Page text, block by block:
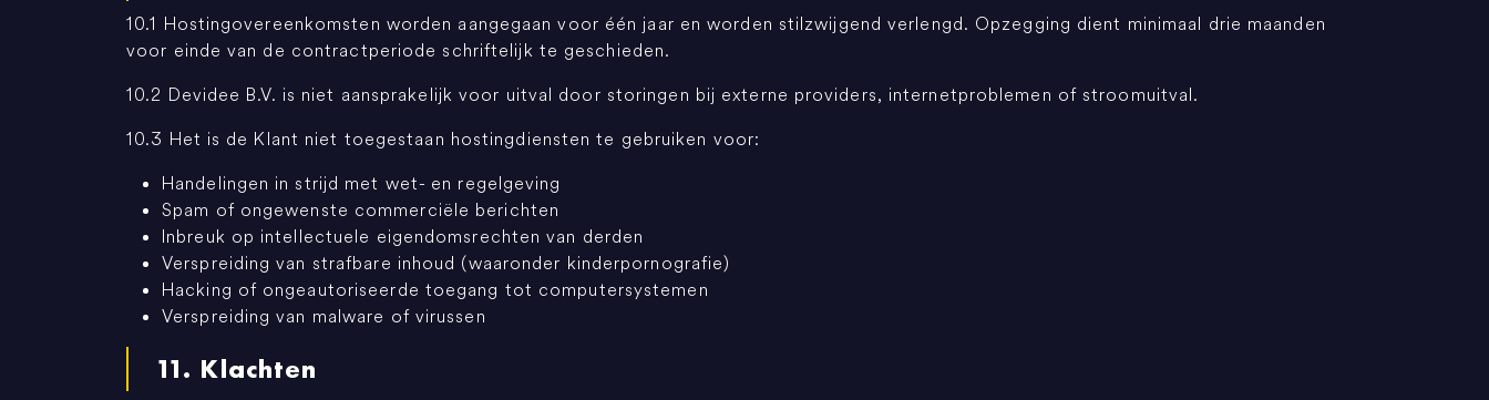
10.1 Hostingovereenkomsten worden aangegaan voor één jaar en worden stilzwijgend verlengd. Opzegging dient minimaal drie maanden
voor einde van de contractperiode schriftelijk te geschieden.
10.2 Devidee B.V. is niet aansprakelijk voor uitval door storingen bij externe providers, internetproblemen of stroomuitval.
10.3 Het is de Klant niet toegestaan hostingdiensten te gebruiken voor:
Handelingen in strijd met wet- en regelgeving
Spam of ongewenste commerciële berichten
Inbreuk op intellectuele eigendomsrechten van derden
Verspreiding van strafbare inhoud (waaronder kinderpornografie)
Hacking of ongeautoriseerde toegang tot computersystemen
Verspreiding van malware of virussen
11. Klachten